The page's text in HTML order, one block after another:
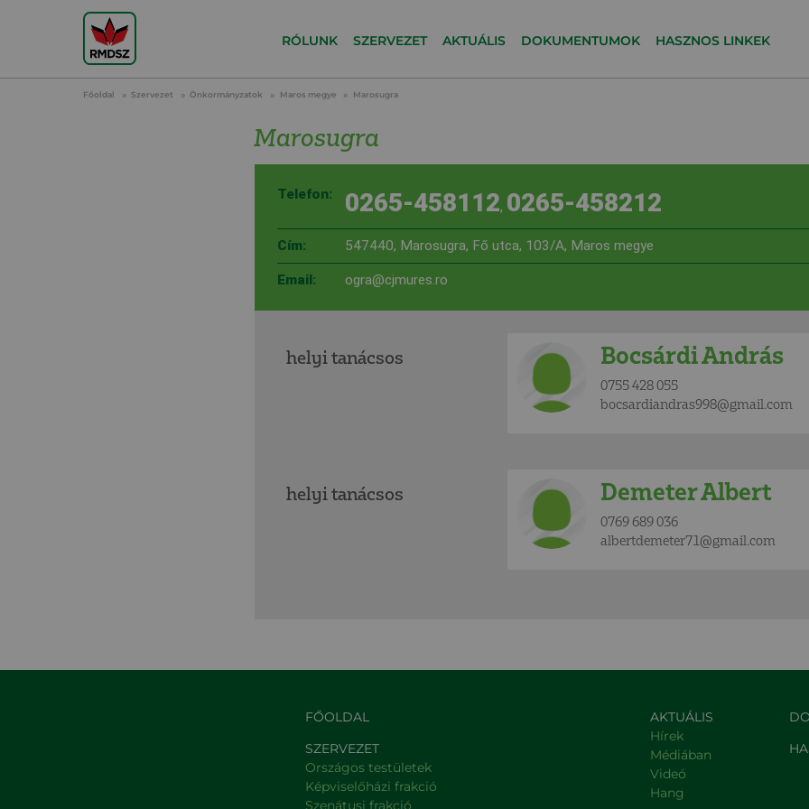
RÓLUNK SZERVEZET AKTUÁLIS DOKUMENTUMOK HASZNOS LINKEK
Főoldal Szervezet Önkormányzatok Maros megye Marosugra
Marosugra
Telefon: 0265-458112, 0265-458212
Cím: 547440, Marosugra, Fő utca, 103/A, Maros megye
Email: ogra@cjmures.ro
helyi tanácsos Bocsárdi András
0755 428 055
bocsardiandras998@gmail.com
helyi tanácsos Demeter Albert
0769 689 036
albertdemeter71@gmail.com
FŐOLDAL
SZERVEZET
Országos testületek
Képviselőházi frakció
Szenátusi frakció
AKTUÁLIS
Hírek
Médiában
Videó
Hang